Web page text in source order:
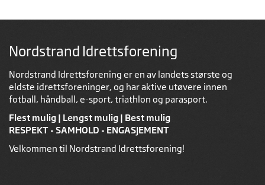
Nordstrand Idrettsforening
Nordstrand Idrettsforening er en av landets største og
eldste idrettsforeninger, og har aktive utøvere innen
fotball, håndball, e-sport, triathlon og parasport.
Flest mulig | Lengst mulig | Best mulig
RESPEKT - SAMHOLD - ENGASJEMENT
Velkommen til Nordstrand Idrettsforening!